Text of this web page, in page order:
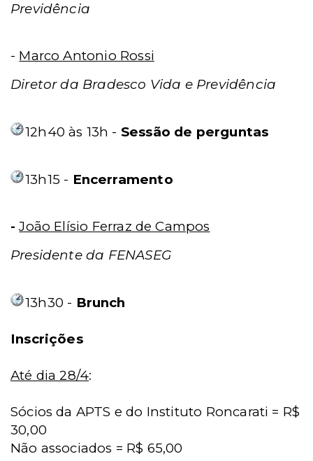
Previdência
- Marco Antonio Rossi
Diretor da Bradesco Vida e Previdência
12h40 às 13h - Sessão de perguntas
13h15 - Encerramento
-João Elísio Ferraz de Campos
Presidente da FENASEG
13h30 - Brunch
Inscrições
Até dia 28/4:
Sócios da APTS e do Instituto Roncarati = R$
30,00
Não associados = R$ 65,00